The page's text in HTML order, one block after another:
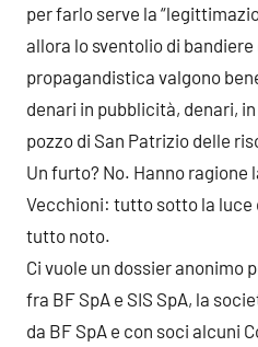
per farlo serve la
allora lo sventolio di
propagandistica valgono
denari in pubblicità, denari,
pozzo di San Patrizio delle
Un furto? No. Hanno ragione
Vecchioni: tutto sotto la luce
tutto noto.
Ci vuole un dossier anonimo
fra BF SpA e SIS SpA, la
da BF SpA e con soci alcuni